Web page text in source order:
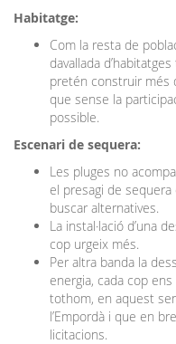
Habitatge:
Com la resta de
davallada
pretén construir més
que sense la
possible.
Escenari de sequera:
Les pluges no
el presagi de
buscar alternatives.
La instal·lació d’una
cop urgeix més.
Per altra banda la
energia, cada cop
tothom, en aquest
l’Empordà i que en
licitacions.